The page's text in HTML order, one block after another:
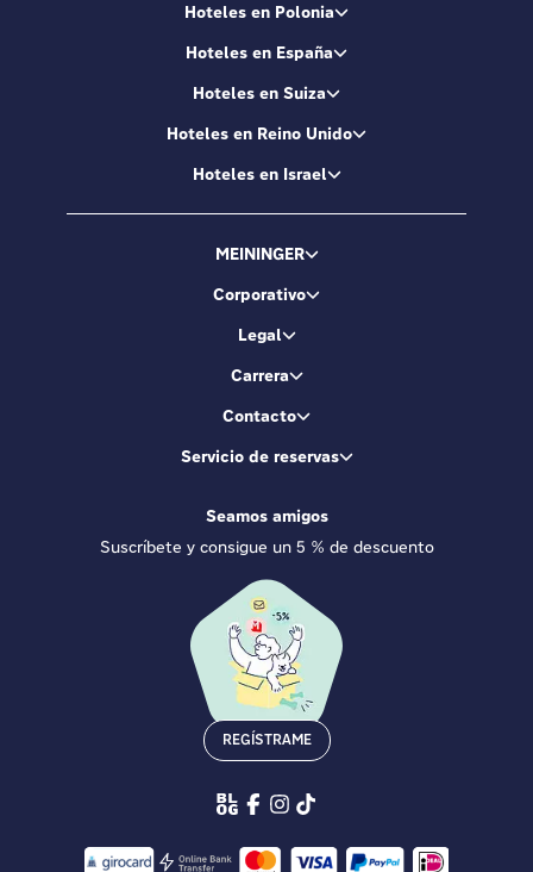
Hoteles en Polonia
Hoteles en España
Hoteles en Suiza
Hoteles en Reino Unido
Hoteles en Israel
MEININGER
Corporativo
Legal
Carrera
Contacto
Servicio de reservas
Seamos amigos
Suscríbete y consigue un 5 % de descuento
REGÍSTRAME